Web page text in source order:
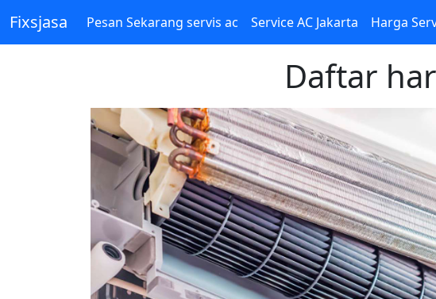
Fixsjasa Pesan Sekarang servis ac Service AC Jakarta Harga
Daftar